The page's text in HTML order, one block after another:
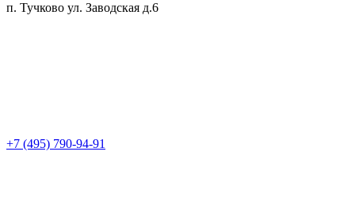
п. Тучково ул. Заводская д.6
+7 (495) 790-94-91